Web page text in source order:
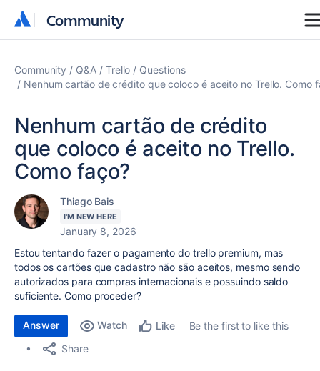
Community
Community
Community Q&A Trello
Questions
Nenhum cartão de crédito que coloco é aceito no Trello. Como
Nenhum cartão de crédito
que coloco é aceito no Trello.
Como faço?
Thiago Bais
I'M NEW HERE
January 8, 2026
Estou tentando fazer o pagamento do trello premium, mas
todos os cartões que cadastro não são aceitos, mesmo sendo
autorizados para compras internacionais e possuindo saldo
suficiente. Como proceder?
Answer Watch Like
Be the first to like this
Share